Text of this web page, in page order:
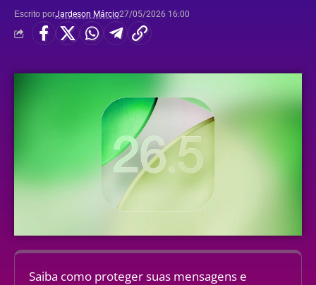
Escrito porJardeson Márcio27/05/2026 16:00
Saiba como proteger suas mensagens e